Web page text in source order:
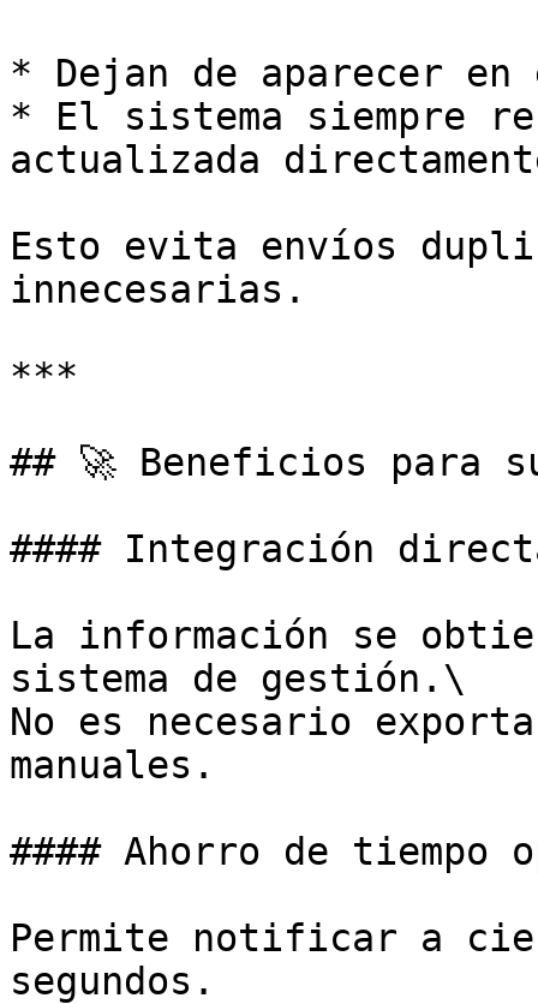
* Dejan de aparecer
* El sistema siempre
actualizada
Esto evita envíos
innecesarias.
***
## 🚀 Beneficios para
#### Integración
La información se
sistema de gestión.\
No es necesario
manuales.
#### Ahorro de tiempo
Permite notificar a
segundos.